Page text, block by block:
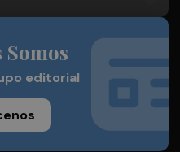
Somos
editorial